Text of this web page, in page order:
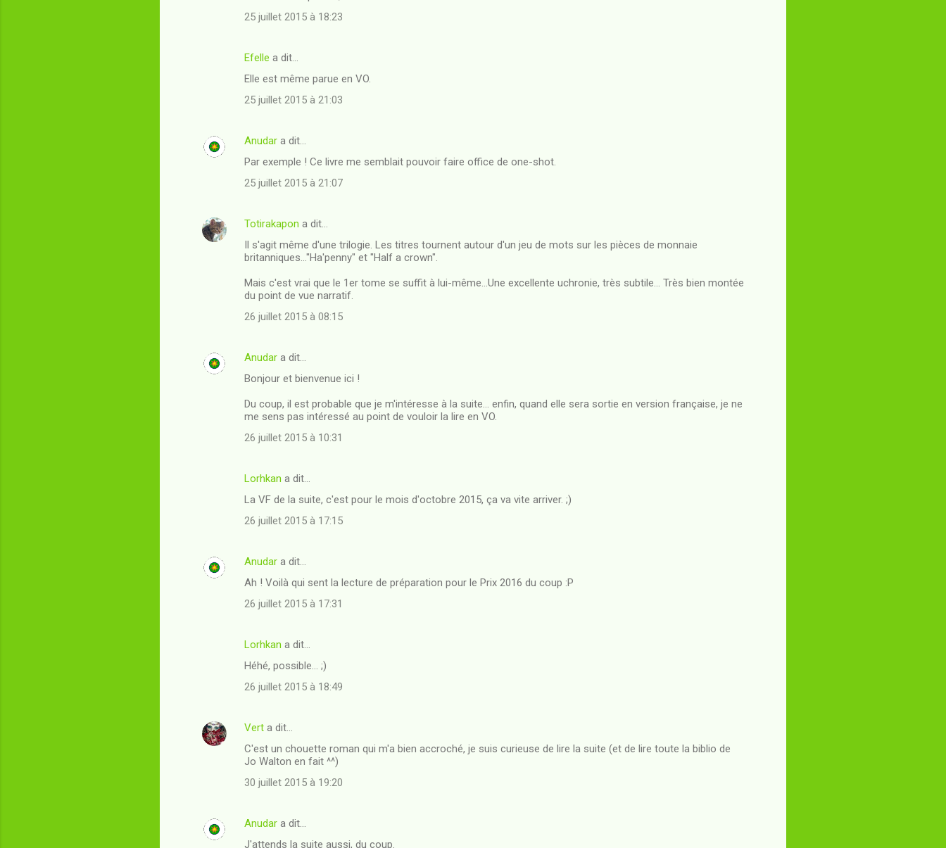
25 juillet 2015 à 18:23
Efelle a dit…
Elle est même parue en VO.
25 juillet 2015 à 21:03
Anudar a dit…
Par exemple ! Ce livre me semblait pouvoir faire office de one-shot.
25 juillet 2015 à 21:07
Totirakapon a dit…
Il s'agit même d'une trilogie. Les titres tournent autour d'un jeu de mots sur les pièces de monnaie
britanniques..."Ha'penny" et "Half a crown".
Mais c'est vrai que le 1er tome se suffit à lui-même...Une excellente uchronie, très subtile... Très bien montée
du point de vue narratif.
26 juillet 2015 à 08:15
Anudar a dit…
Bonjour et bienvenue ici !
Du coup, il est probable que je m'intéresse à la suite... enfin, quand elle sera sortie en version française, je ne
me sens pas intéressé au point de vouloir la lire en VO.
26 juillet 2015 à 10:31
Lorhkan a dit…
La VF de la suite, c'est pour le mois d'octobre 2015, ça va vite arriver. ;)
26 juillet 2015 à 17:15
Anudar a dit…
Ah ! Voilà qui sent la lecture de préparation pour le Prix 2016 du coup :P
26 juillet 2015 à 17:31
Lorhkan a dit…
Héhé, possible... ;)
26 juillet 2015 à 18:49
Vert a dit…
C'est un chouette roman qui m'a bien accroché, je suis curieuse de lire la suite (et de lire toute la biblio de
Jo Walton en fait ^^)
30 juillet 2015 à 19:20
Anudar a dit…
J'attends la suite aussi, du coup.